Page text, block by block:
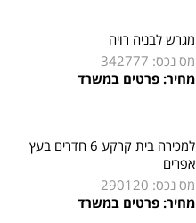
מגרש לבניה רויה
מס נכס: 342777
מחיר: פרטים במשרד
למכירה בית קרקע 6 חדרים בעץ
אפרים
מס נכס: 290120
מחיר: פרטים במשרד